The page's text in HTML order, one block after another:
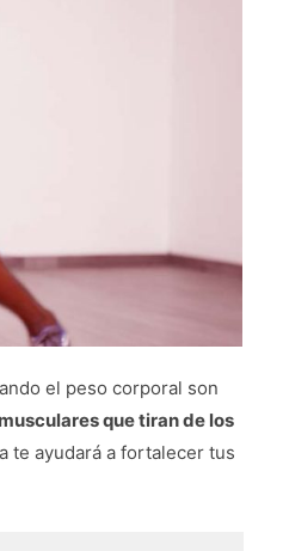
el peso corporal son
que tiran de los
te ayudará a fortalecer tus